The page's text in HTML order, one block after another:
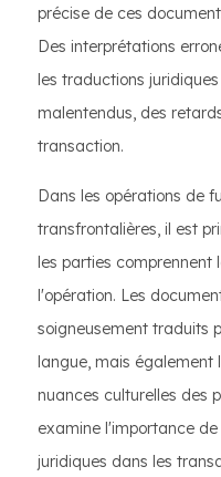
précise de ces
Des interprétations
les traductions
malentendus, des
transaction.
Dans les opérations de
transfrontalières, il est
les parties comprennent
l'opération. Les
soigneusement traduits
langue, mais également
nuances culturelles des
examine l'importance
juridiques dans les